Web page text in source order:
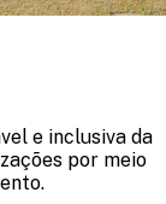
e inclusiva da
por meio